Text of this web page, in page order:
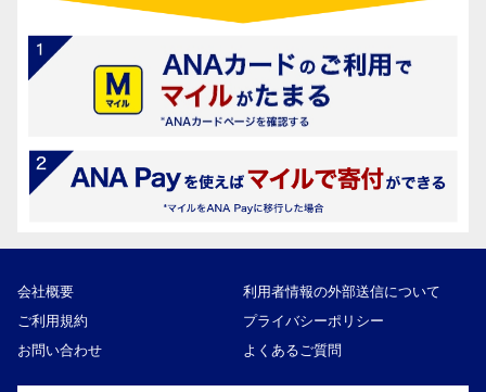
会社概要
利用者情報の外部送信について
ご利用規約
プライバシーポリシー
お問い合わせ
よくあるご質問